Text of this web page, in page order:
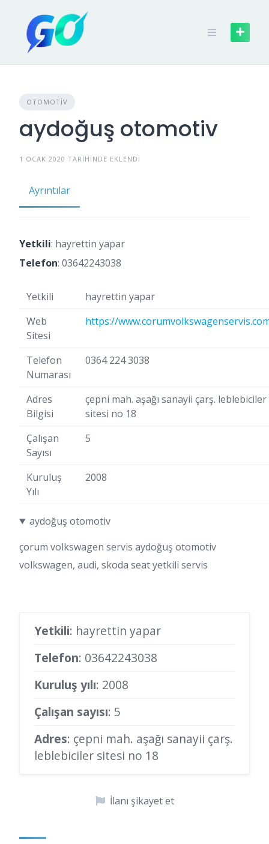
OTOMOTIV
aydoğuş otomotiv
1 OCAK 2020 TARIHINDE EKLENDI
Ayrıntılar
Yetkili: hayrettin yapar
Telefon: 03642243038
Yetkili
hayrettin yapar
Web
Sitesi
https://
Telefon
Numarası
0364 224 3038
Adres
Bilgisi
çepni mah. aşağı sanayii çarş. leblebiciler
sitesi no 18
Çalışan
Sayısı
5
Kuruluş
Yılı
2008
aydoğuş otomotiv
çorum volkswagen servis aydoğuş otomotiv
volkswagen, audi, skoda seat yetkili servis
Yetkili: hayrettin yapar
Telefon: 03642243038
Kuruluş yılı: 2008
Çalışan sayısı: 5
Adres: çepni mah. aşağı sanayii çarş.
leblebiciler sitesi no 18
İlanı şikayet et